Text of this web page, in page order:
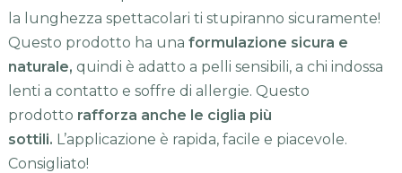
la lunghezza spettacolari ti stupiranno sicuramente!
Questo prodotto ha una formulazione sicura e
naturale, quindi è adatto a pelli sensibili, a chi indossa
lenti a contatto e soffre di allergie. Questo
prodotto rafforza anche le ciglia più
sottili. L’applicazione è rapida, facile e piacevole.
Consigliato!